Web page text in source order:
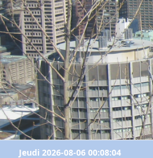
Jeudi 2026-08-06 00:08:04